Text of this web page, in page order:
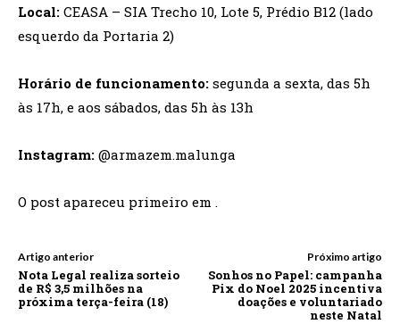
Local: CEASA – SIA Trecho 10, Lote 5, Prédio B12 (lado
esquerdo da Portaria 2)
Horário de funcionamento: segunda a sexta, das 5h
às 17h, e aos sábados, das 5h às 13h
Instagram: @armazem.malunga
O post apareceu primeiro em .
Artigo anterior
Nota Legal realiza sorteio
de R$ 3,5 milhões na
próxima terça-feira (18)
Próximo artigo
Sonhos no Papel: campanha
Pix do Noel 2025 incentiva
doações e voluntariado
neste Natal